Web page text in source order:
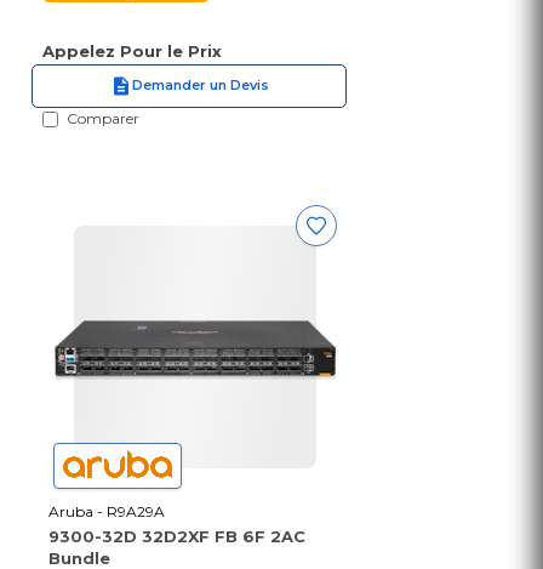
Appelez Pour le Prix
Demander un Devis
Comparer
Aruba - R9A29A
9300-32D 32D2XF FB 6F 2AC
Bundle